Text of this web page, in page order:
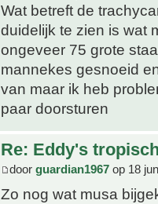
Wat betreft de
duidelijk te zien is wat
ongeveer 75 grote
mannekes gesnoeid
van maar ik heb
paar doorsturen
Re: Eddy's
door guardian1967 op 18
Zo nog wat musa